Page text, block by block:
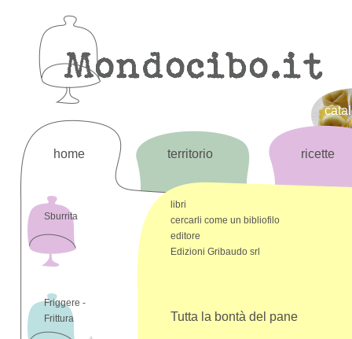
home territorio ricette
Sburrita
Friggere -
Frittura
libri
cercarli come un bibliofilo
editore
Edizioni Gribaudo srl
Tutta la bontà del pane